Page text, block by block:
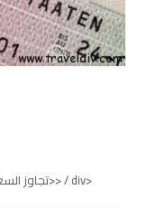
Now You can get your visa From here <تجاوز السعة>> / div>